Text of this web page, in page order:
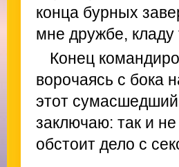
конца бурных
мне дружбе, кладу
Конец
ворочаясь с бока
этот
заключаю: так и
обстоит дело с